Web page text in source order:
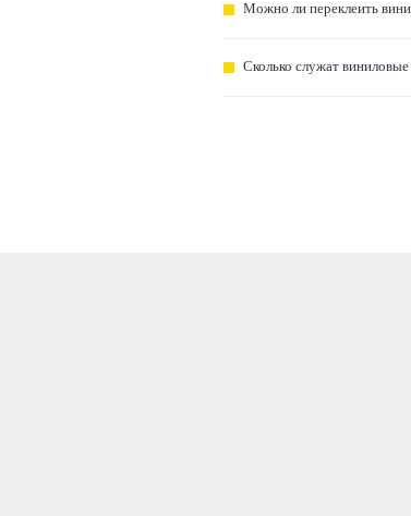
Можно ли переклеить
Сколько служат виниловые